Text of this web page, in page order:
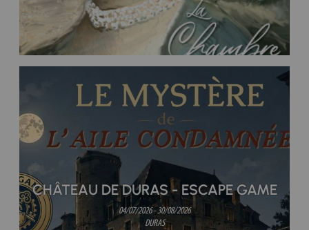
CHÂTEAU DE DURAS - ESCAPE GAME
04/07/2026 - 30/08/2026
DURAS